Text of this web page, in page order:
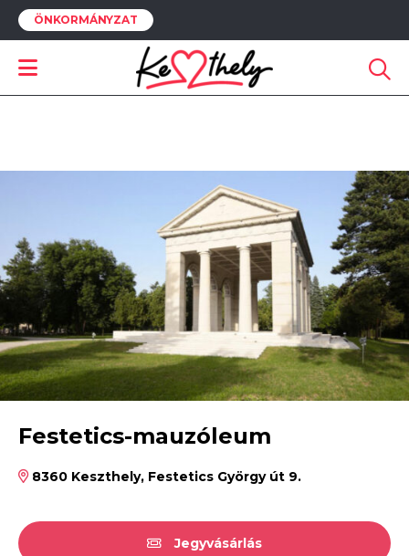
ÖNKORMÁNYZAT
Festetics-mauzóleum
8360 Keszthely, Festetics György út 9.
Jegyvásárlás